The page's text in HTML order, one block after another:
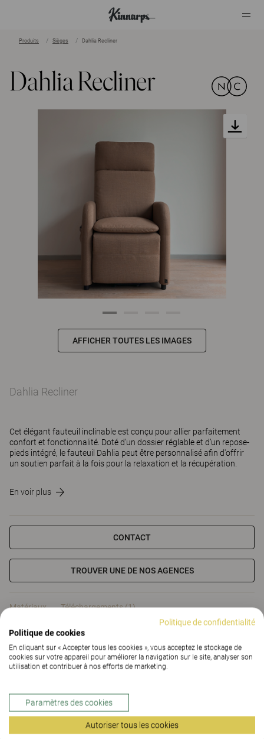
Produits Sièges Dahlia Recliner
Dahlia Recliner
AFFICHER TOUTES LES IMAGES
Dahlia Recliner
Cet élégant fauteuil inclinable est conçu pour allier parfaitement
confort et fonctionnalité. Doté d’un dossier réglable et d’un repose-
pieds intégré, le fauteuil Dahlia peut être personnalisé afin d'offrir
un soutien parfait à la fois pour la relaxation et la récupération.
En voir plus
CONTACT
TROUVER UNE DE NOS AGENCES
Matériaux Téléchargements (1)
Certificats
Matériaux
Politique de confidentialité
Politique de cookies
En cliquant sur « Accepter tous les cookies », vous acceptez le stockage de
cookies sur votre appareil pour améliorer la navigation sur le site, analyser son
utilisation et contribuer à nos efforts de marketing.
Paramètres des cookies
Autoriser tous les cookies